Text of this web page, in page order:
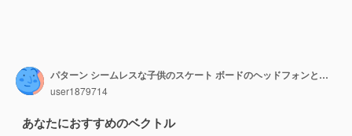
パターン シームレスな子供のスケート ボードのヘッドフォンと他の手描きの要素
user1879714
あなたにおすすめのベクトル